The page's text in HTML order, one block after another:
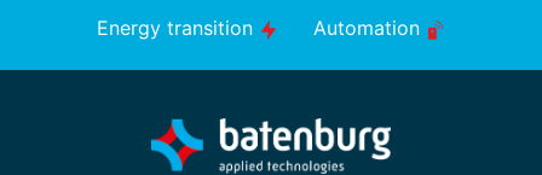
Energy transition Automation